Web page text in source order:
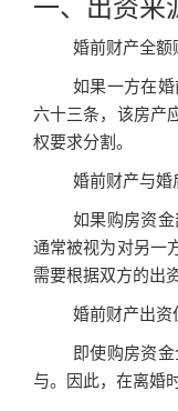
一、出资来
婚前财产全额
如果一方在
六十三条，该房产
权要求分割。
婚前财产与婚
如果购房资
通常被视为对另一
需要根据双方的出
婚前财产出资
即使购房资
与。因此，在离婚